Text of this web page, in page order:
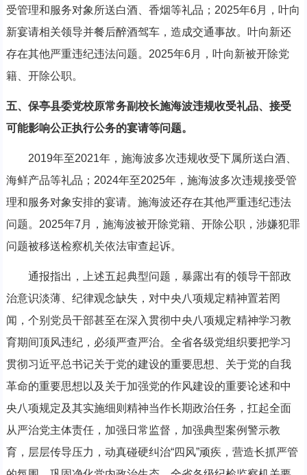
受管理和服务对象所送白酒、香烟等礼品；2025年6月，叶向
新宴请相关领导并餐后醉酒驾车，造成交通事故。叶向新还
存在其他严重违纪违法问题。2025年6月，叶向新被开除党
籍、开除公职。
五、保亭县委党校原常务副校长施海波违规收受礼品、接受
可能影响公正执行公务的宴请等问题。
2019年至2021年，施海波多次违规收受下属所送白酒、
海鲜产品等礼品；2024年至2025年，施海波多次违规接受管
理和服务对象安排的宴请。施海波还存在其他严重违纪违法
问题。2025年7月，施海波被开除党籍、开除公职，涉嫌犯罪
问题被移送检察机关依法审查起诉。
通报指出，上述五起典型问题，暴露出有的领导干部政
治意识淡薄、纪律观念缺失，对中央八项规定精神置若罔
闻，个别党员干部甚至在深入贯彻中央八项规定精神学习教
育期间顶风违纪，必须严查严治。全省各级党组织要把学习
贯彻习近平总书记关于党的建设的重要思想、关于党的自我
革命的重要思想以及关于加强党的作风建设的重要论述和中
央八项规定及其实施细则精神当作长期政治任务，扛起全面
从严治党主体责任，加强日常监督，加强典型案例警示教
育，层层传导压力，动真碰硬纠治“四风”顽疾，营造长抓严管